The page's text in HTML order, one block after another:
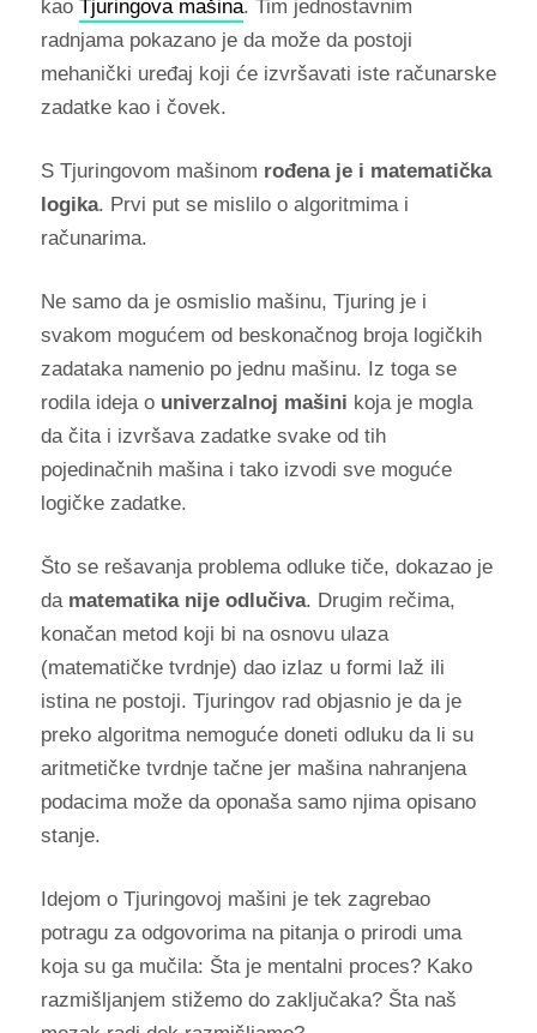
kao Tjuringova mašina. Tim jednostavnim
radnjama pokazano je da može da postoji
mehanički uređaj koji će izvršavati iste računarske
zadatke kao i čovek.
S Tjuringovom mašinom rođena je i matematička
logika. Prvi put se mislilo o algoritmima i
računarima.
Ne samo da je osmislio mašinu, Tjuring je i
svakom mogućem od beskonačnog broja logičkih
zadataka namenio po jednu mašinu. Iz toga se
rodila ideja o univerzalnoj mašini koja je mogla
da čita i izvršava zadatke svake od tih
pojedinačnih mašina i tako izvodi sve moguće
logičke zadatke.
Što se rešavanja problema odluke tiče, dokazao je
da matematika nije odlučiva. Drugim rečima,
konačan metod koji bi na osnovu ulaza
(matematičke tvrdnje) dao izlaz u formi laž ili
istina ne postoji. Tjuringov rad objasnio je da je
preko algoritma nemoguće doneti odluku da li su
aritmetičke tvrdnje tačne jer mašina nahranjena
podacima može da oponaša samo njima opisano
stanje.
Idejom o Tjuringovoj mašini je tek zagrebao
potragu za odgovorima na pitanja o prirodi uma
koja su ga mučila: Šta je mentalni proces? Kako
razmišljanjem stižemo do zaključaka? Šta naš